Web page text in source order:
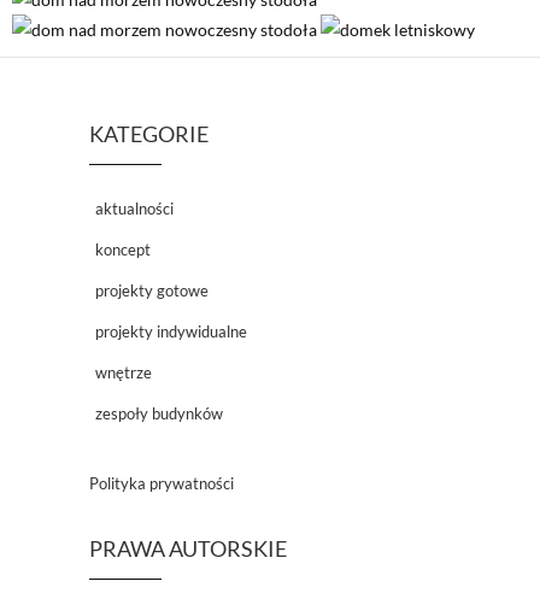
KATEGORIE
aktualności
koncept
projekty gotowe
projekty indywidualne
wnętrze
zespoły budynków
Polityka prywatności
PRAWA AUTORSKIE